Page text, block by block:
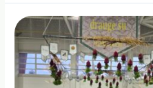
nuotolinį
renginį
2026
m.